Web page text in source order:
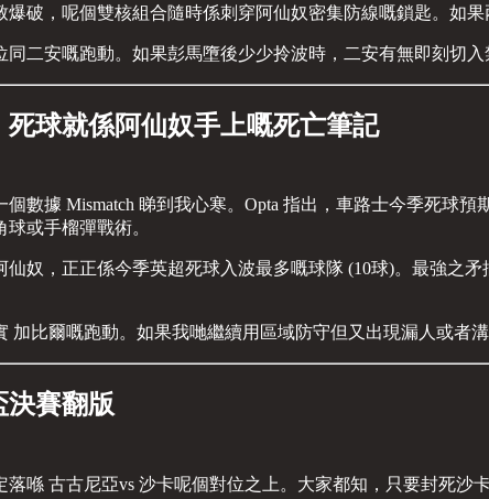
爆破，呢個雙核組合隨時係刺穿阿仙奴密集防線嘅鎖匙。如
同二安嘅跑動。如果彭馬墮後少少拎波時，二安有無即刻切
球就係阿仙奴手上嘅死亡筆記
數據 Mismatch 睇到我心寒。Opta 指出，車路士今季死球
或手榴彈戰術。
仙奴，正正係今季英超死球入波最多嘅球隊 (10球)。最強之
加比爾嘅跑動。如果我哋繼續用區域防守但又出現漏人或者
決賽翻版
喺 古古尼亞vs 沙卡呢個對位之上。大家都知，只要封死